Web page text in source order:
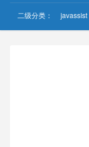
二级分类： javassist